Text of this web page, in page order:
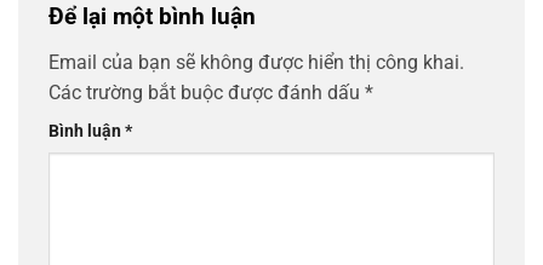
Để lại một bình luận
Email của bạn sẽ không được hiển thị công khai.
Các trường bắt buộc được đánh dấu *
Bình luận*